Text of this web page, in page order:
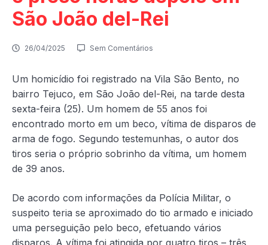
São João del-Rei
26/04/2025 Sem Comentários
Um homicídio foi registrado na Vila São Bento, no
bairro Tejuco, em São João del-Rei, na tarde desta
sexta-feira (25). Um homem de 55 anos foi
encontrado morto em um beco, vítima de disparos de
arma de fogo. Segundo testemunhas, o autor dos
tiros seria o próprio sobrinho da vítima, um homem
de 39 anos.
De acordo com informações da Polícia Militar, o
suspeito teria se aproximado do tio armado e iniciado
uma perseguição pelo beco, efetuando vários